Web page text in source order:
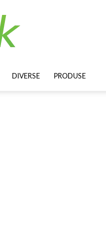
DIVERSE PRODUSE